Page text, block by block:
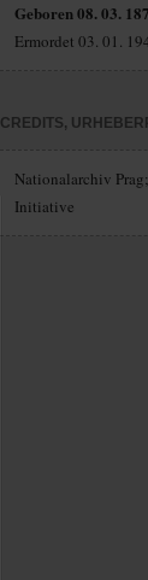
Geboren 08. 03.
Ermordet 03. 01.
CREDITS,
Nationalarchiv
Initiative